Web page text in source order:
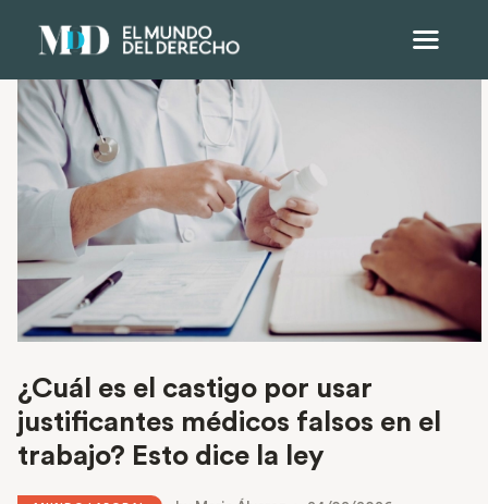
¿Cuál es el castigo por usar
justificantes médicos falsos en el
trabajo? Esto dice la ley